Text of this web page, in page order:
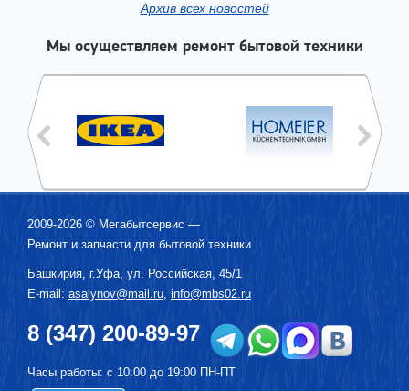
Архив всех новостей
Мы осуществляем ремонт бытовой техники
2009-2026 © Мегабытсервис —
Ремонт и запчасти для бытовой техники
Башкирия, г.Уфа, ул. Российская, 45/1
E-mail: asalynov@mail.ru, info@mbs02.ru
8 (347) 200-89-97
Часы работы: с 10:00 до 19:00 ПН-ПТ